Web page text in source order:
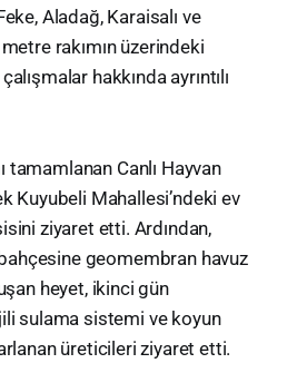
Aladağ, Karaisalı ve
rakımın üzerindeki
hakkında ayrıntılı
tamamlanan Canlı Hayvan
Kuyubeli Mahallesi’ndeki ev
ziyaret etti. Ardından,
geomembran havuz
heyet, ikinci gün
sulama sistemi ve koyun
üreticileri ziyaret etti.